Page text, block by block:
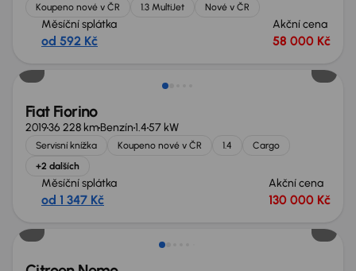
Koupeno nové v ČR 1.3 MultiJet Nové v ČR
Měsíční splátka
od 592 Kč
Akční cena
58 000 Kč
Možnost odpočtu DPH
Fiat Fiorino
201936 228 kmBenzín1.457 kW
Servisní knížka Koupeno nové v ČR 1.4
Cargo
+2 dalších
Měsíční splátka
od 1 347 Kč
Akční cena
130 000 Kč